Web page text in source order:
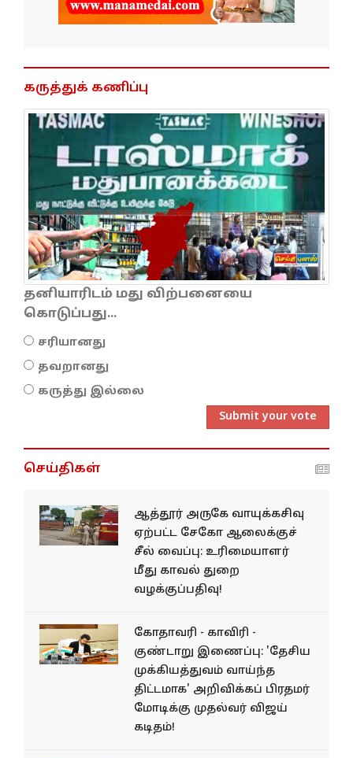
கருத்துக் கணிப்பு
தனியாரிடம் மது விற்பனையை
கொடுப்பது...
சரியானது
தவறானது
கருத்து இல்லை
Submit your vote
செய்திகள்
ஆத்தூர் அருகே வாயுக்கசிவு
ஏற்பட்ட சேகோ ஆலைக்குச்
சீல் வைப்பு: உரிமையாளர்
மீது காவல் துறை
வழக்குப்பதிவு!
கோதாவரி - காவிரி -
குண்டாறு இணைப்பு: 'தேசிய
முக்கியத்துவம் வாய்ந்த
திட்டமாக' அறிவிக்கப் பிரதமர்
மோடிக்கு முதல்வர் விஜய்
கடிதம்!